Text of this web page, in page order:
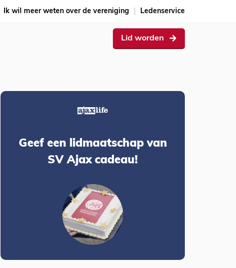
Ik wil meer weten over de vereniging Ledenservice
Lid worden
Geef een lidmaatschap van
SV Ajax cadeau!